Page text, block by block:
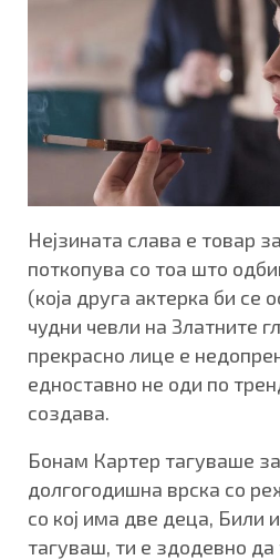
Нејзината слава е товар
поткопува со тоа што
(која друга актерка би се
чудни чевли на Златните
прекрасно лице е
едноставно не оди по
создава.
Бонам Картер тагуваше за
долгогодишна врска со
со кој има две деца, Били
тагуваш, ти е здодевно